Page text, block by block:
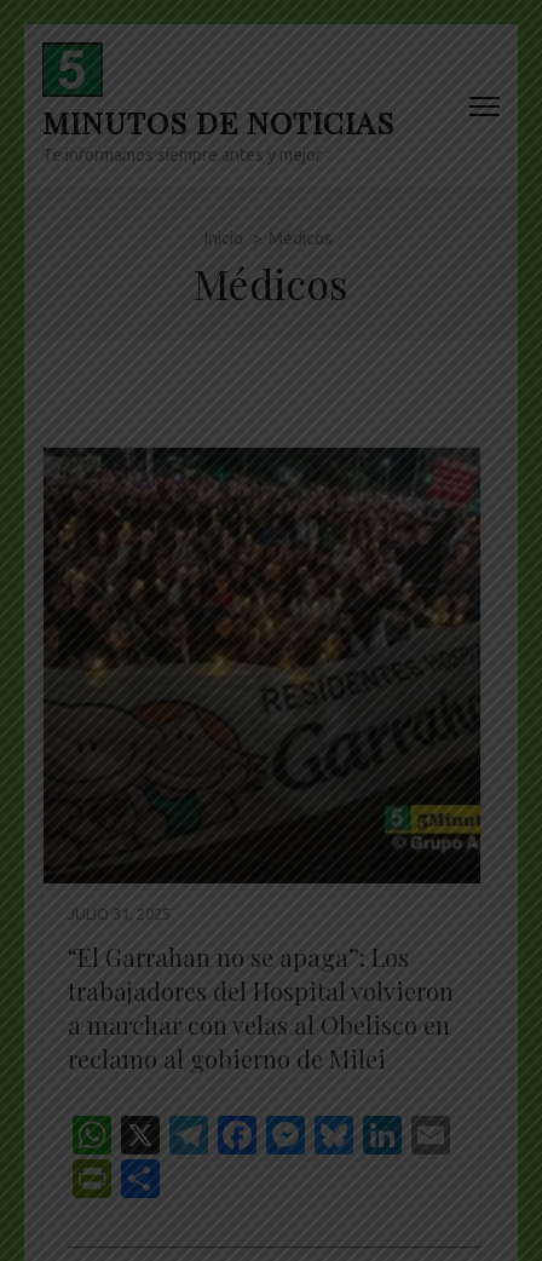
Skip
content
(Press
Enter)
MINUTOS DE NOTICIAS
Te informamos siempre antes y mejor
Inicio > Médicos
Médicos
JULIO 31, 2025
“El Garrahan no se apaga”: Los
trabajadores del Hospital volvieron
a marchar con velas al Obelisco en
reclamo al gobierno de Milei
WhatsApp
X Telegram
Facebook
Messenger
Bluesky
PrintFriendly